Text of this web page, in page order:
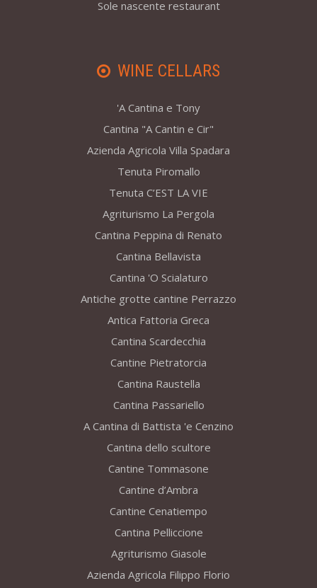
Sole nascente restaurant
WINE CELLARS
'A Cantina e Tony
Cantina "A Cantin e Cir"
Azienda Agricola Villa Spadara
Tenuta Piromallo
Tenuta C’EST LA VIE
Agriturismo La Pergola
Cantina Peppina di Renato
Cantina Bellavista
Cantina 'O Scialaturo
Antiche grotte cantine Perrazzo
Antica Fattoria Greca
Cantina Scardecchia
Cantine Pietratorcia
Cantina Raustella
Cantina Passariello
A Cantina di Battista 'e Cenzino
Cantina dello scultore
Cantine Tommasone
Cantine d’Ambra
Cantine Cenatiempo
Cantina Pelliccione
Agriturismo Giasole
Azienda Agricola Filippo Florio